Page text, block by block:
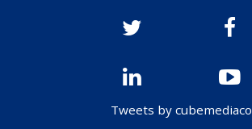
Tweets by cubemediaco